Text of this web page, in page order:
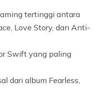
tertinggi antara
Love Story, dan Anti-
Swift yang paling
dari album Fearless,